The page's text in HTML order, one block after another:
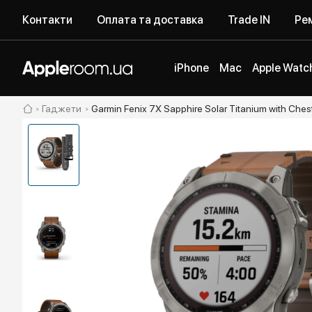
Контакти Оплата та доставка Trade IN
iPhone Mac Apple
Гаджети Garmin Fenix 7X Sapphire Solar Titanium with